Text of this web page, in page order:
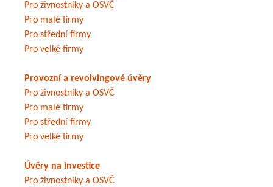
Pro živnostníky a OSVČ
Pro malé firmy
Pro střední firmy
Pro velké firmy
Provozní a revolvingové úvěry
Pro živnostníky a OSVČ
Pro malé firmy
Pro střední firmy
Pro velké firmy
Úvěry na investice
Pro živnostníky a OSVČ